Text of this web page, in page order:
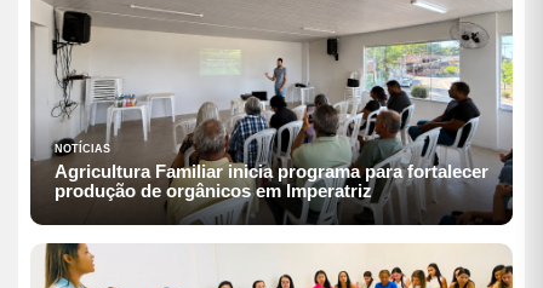
NOTÍCIAS
Agricultura Familiar inicia programa para fortalecer
produção de orgânicos em Imperatriz